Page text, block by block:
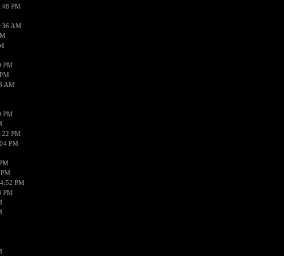
PM
AM
PM
AM
PM
PM
PM
PM
PM